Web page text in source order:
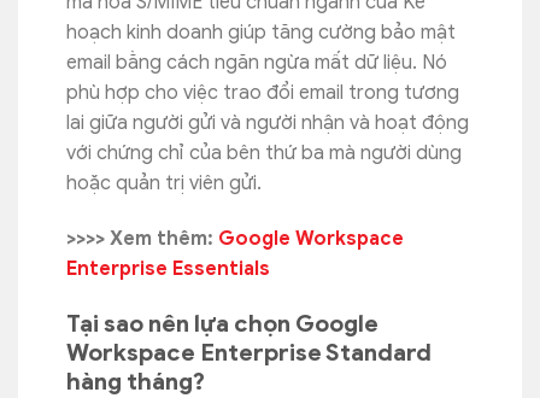
hoạch kinh doanh giúp tăng cường bảo mật
email bằng cách ngăn ngừa mất dữ liệu. Nó
phù hợp cho việc trao đổi email trong tương
lai giữa người gửi và người nhận và hoạt động
với chứng chỉ của bên thứ ba mà người dùng
hoặc quản trị viên gửi.
>>>> Xem thêm: Google Workspace
Enterprise Essentials
Tại sao nên lựa chọn Google
Workspace Enterprise Standard
hàng tháng?